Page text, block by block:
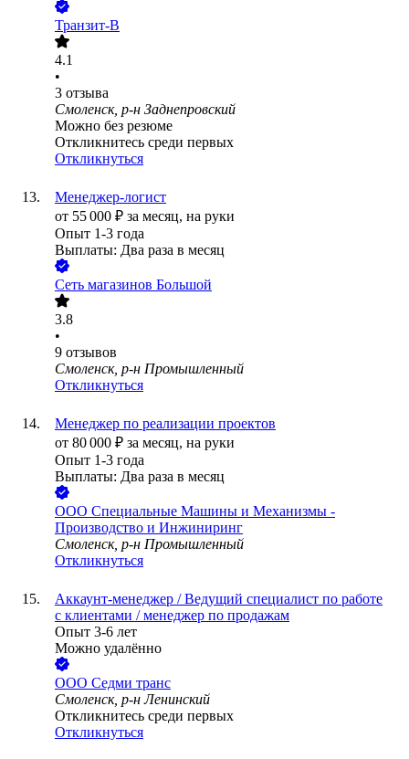
Транзит-В
4.1
•
3 отзыва
Смоленск, р-н Заднепровский
Можно без резюме
Откликнитесь среди первых
Откликнуться
Менеджер-логист
от 55 000 ₽ за месяц, на руки
Опыт 1-3 года
Выплаты: Два раза в месяц
Сеть магазинов Большой
3.8
•
9 отзывов
Смоленск, р-н Промышленный
Откликнуться
Менеджер по реализации проектов
от 80 000 ₽ за месяц, на руки
Опыт 1-3 года
Выплаты: Два раза в месяц
ООО Специальные Машины и Механизмы -
Производство и Инжиниринг
Смоленск, р-н Промышленный
Откликнуться
Аккаунт-менеджер / Ведущий специалист по работе
с клиентами / менеджер по продажам
Опыт 3-6 лет
Можно удалённо
ООО Седми транс
Смоленск, р-н Ленинский
Откликнитесь среди первых
Откликнуться